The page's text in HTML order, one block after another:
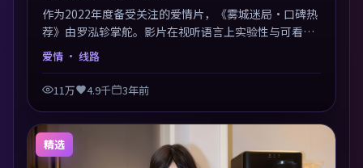
作为2022年度备受关注的爱情片，《雾城迷局·口碑热
荐》由罗泓轸掌舵。影片在视听语言上实验性与可看性
兼顾，人物关系错综复杂，后劲十足。美术与服化还原
年代质感，细节经得起暂停回看。
爱情 · 线路
11万 4.9千 3年前
精选